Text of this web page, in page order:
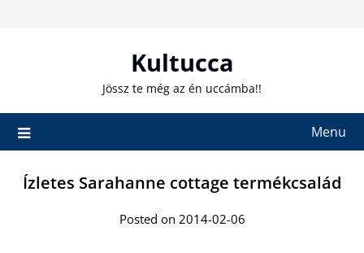
Kultucca
Jössz te még az én uccámba!!
Menu
Ízletes Sarahanne cottage termékcsalád
Posted on 2014-02-06